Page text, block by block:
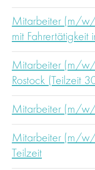
Mitarbeiter (m/w/
mit Fahrertätigkeit
Mitarbeiter (m/w/
Rostock (Teilzeit
Mitarbeiter (m/w/
Mitarbeiter (m/w/
Teilzeit